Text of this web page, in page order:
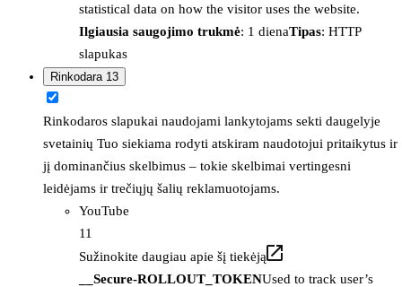
statistical data on how the visitor uses the website.
Ilgiausia saugojimo trukmė: 1 dienaTipas: HTTP
slapukas
Rinkodara 13
Rinkodaros slapukai naudojami lankytojams sekti daugelyje
svetainių Tuo siekiama rodyti atskiram naudotojui pritaikytus ir
jį dominančius skelbimus – tokie skelbimai vertingesni
leidėjams ir trečiųjų šalių reklamuotojams.
YouTube
11
Sužinokite daugiau apie šį tiekėją
__Secure-ROLLOUT_TOKENUsed to track user’s